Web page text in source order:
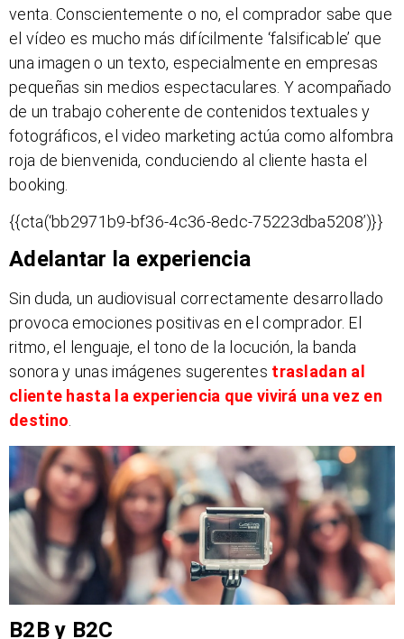
venta. Conscientemente o no, el comprador sabe que
el vídeo es mucho más difícilmente ‘falsificable’ que
una imagen o un texto, especialmente en empresas
pequeñas sin medios espectaculares. Y acompañado
de un trabajo coherente de contenidos textuales y
fotográficos, el video marketing actúa como alfombra
roja de bienvenida, conduciendo al cliente hasta el
booking.
{{cta(‘bb2971b9-bf36-4c36-8edc-75223dba5208’)}}
Adelantar la experiencia
Sin duda, un audiovisual correctamente desarrollado
provoca emociones positivas en el comprador. El
ritmo, el lenguaje, el tono de la locución, la banda
sonora y unas imágenes sugerentes trasladan al
cliente hasta la experiencia que vivirá una vez en
destino.
B2B y B2C